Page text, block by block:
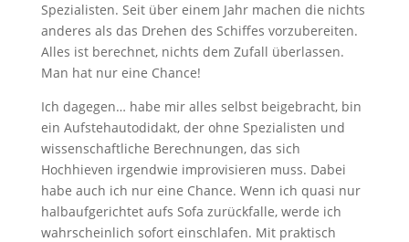
Spezialisten. Seit über einem Jahr machen die nichts
anderes als das Drehen des Schiffes vorzubereiten.
Alles ist berechnet, nichts dem Zufall überlassen.
Man hat nur eine Chance!
Ich dagegen… habe mir alles selbst beigebracht, bin
ein Aufstehautodidakt, der ohne Spezialisten und
wissenschaftliche Berechnungen, das sich
Hochhieven irgendwie improvisieren muss. Dabei
habe auch ich nur eine Chance. Wenn ich quasi nur
halbaufgerichtet aufs Sofa zurückfalle, werde ich
wahrscheinlich sofort einschlafen. Mit praktisch